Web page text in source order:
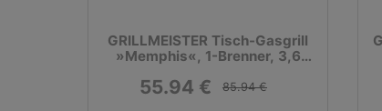
GRILLMEISTER Tisch-Gasgrill
»Memphis«, 1-Brenner, 3,6
55.94 € 85.94 €